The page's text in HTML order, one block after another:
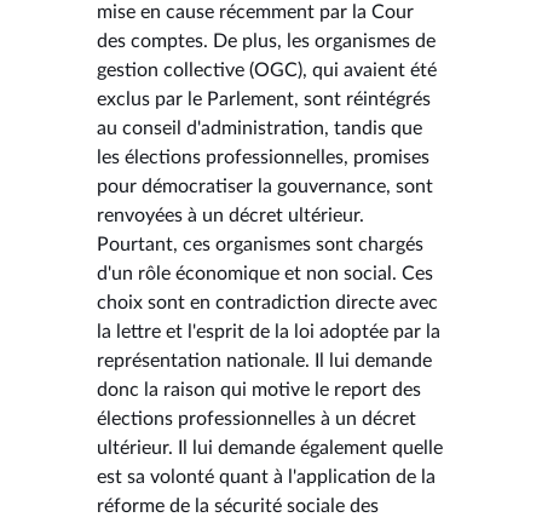
mise en cause récemment par la Cour
des comptes. De plus, les organismes de
gestion collective (OGC), qui avaient été
exclus par le Parlement, sont réintégrés
au conseil d'administration, tandis que
les élections professionnelles, promises
pour démocratiser la gouvernance, sont
renvoyées à un décret ultérieur.
Pourtant, ces organismes sont chargés
d'un rôle économique et non social. Ces
choix sont en contradiction directe avec
la lettre et l'esprit de la loi adoptée par la
représentation nationale. Il lui demande
donc la raison qui motive le report des
élections professionnelles à un décret
ultérieur. Il lui demande également quelle
est sa volonté quant à l'application de la
réforme de la sécurité sociale des